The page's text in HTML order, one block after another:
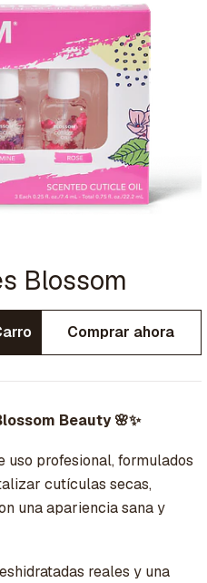
Blossom
Comprar ahora
Beauty 🌸✨
uso profesional, formulados
cutículas secas,
una apariencia sana y
reales y una